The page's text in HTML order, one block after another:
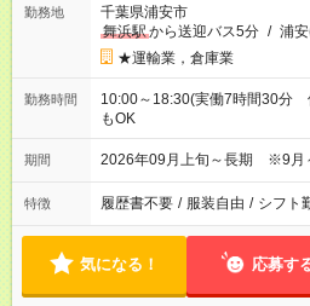
勤務地
千葉県浦安市
舞浜駅から送迎バス5分 / 浦
★運輸業，倉庫業
勤務時間
10:00～18:30(実働7時間30分
もOK
期間 2026年09月上旬～長期 ※9月
特徴 履歴書不要 / 服装自由 / シフト
気になる！ 応募す